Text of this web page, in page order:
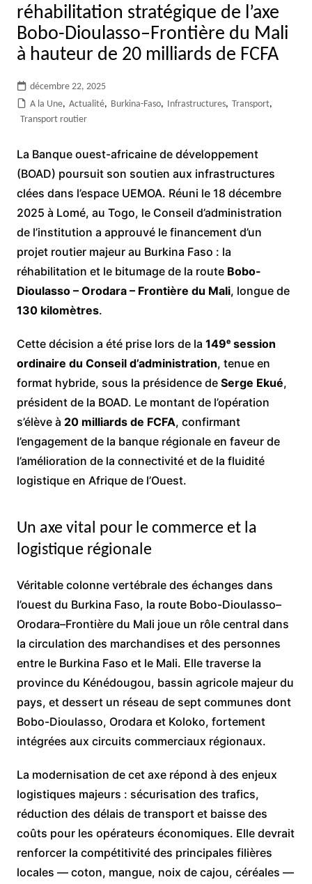
réhabilitation stratégique de l’axe
Bobo-Dioulasso–Frontière du Mali
à hauteur de 20 milliards de FCFA
décembre 22, 2025
A la Une, Actualité, Burkina-Faso, Infrastructures, Transport,
Transport routier
La Banque ouest-africaine de développement
(BOAD) poursuit son soutien aux infrastructures
clées dans l’espace UEMOA. Réuni le 18 décembre
2025 à Lomé, au Togo, le Conseil d’administration
de l’institution a approuvé le financement d’un
projet routier majeur au Burkina Faso : la
réhabilitation et le bitumage de la route Bobo-
Dioulasso – Orodara – Frontière du Mali, longue de
130 kilomètres.
Cette décision a été prise lors de la 149ᵉsession
ordinaire du Conseil d’administration, tenue en
format hybride, sous la présidence de Serge Ekué,
président de la BOAD. Le montant de l’opération
s’élève à 20 milliards de FCFA, confirmant
l’engagement de la banque régionale en faveur de
l’amélioration de la connectivité et de la fluidité
logistique en Afrique de l’Ouest.
Un axe vital pour le commerce et la
logistique régionale
Véritable colonne vertébrale des échanges dans
l’ouest du Burkina Faso, la route Bobo-Dioulasso–
Orodara–Frontière du Mali joue un rôle central dans
la circulation des marchandises et des personnes
entre le Burkina Faso et le Mali. Elle traverse la
province du Kénédougou, bassin agricole majeur du
pays, et dessert un réseau de sept communes dont
Bobo-Dioulasso, Orodara et Koloko, fortement
intégrées aux circuits commerciaux régionaux.
La modernisation de cet axe répond à des enjeux
logistiques majeurs : sécurisation des trafics,
réduction des délais de transport et baisse des
coûts pour les opérateurs économiques. Elle devrait
renforcer la compétitivité des principales filières
locales — coton, mangue, noix de cajou, céréales —